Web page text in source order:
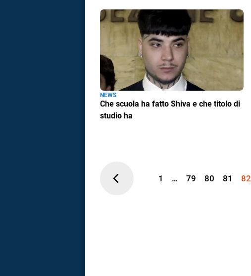
NEWS
Che scuola ha fatto Shiva e che titolo di
studio ha
1 … 79 80 81 82